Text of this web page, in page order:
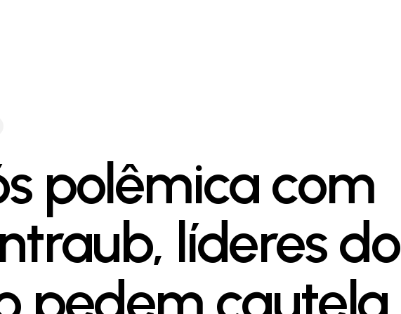
polêmica com
líderes do